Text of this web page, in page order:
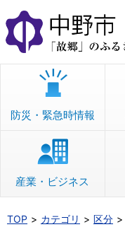
本
文
へ
移
防災・緊急時情報
産業・ビジネス
TOP カテゴリ 区分